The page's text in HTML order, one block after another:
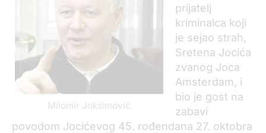
Milomir Joksimović
prijatelj
kriminalca koji
je sejao strah,
Sretena Jocića
zvanog Joca
Amsterdam, i
bio je gost na
zabavi
povodom Jocićevog 45. rođendana 27. oktobra